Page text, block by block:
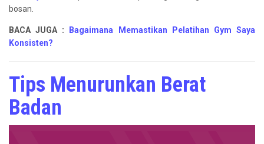
bosan.
BACA JUGA :
Bagaimana Memastikan Pelatihan Gym Saya
Konsisten?
Tips Menurunkan Berat
Badan